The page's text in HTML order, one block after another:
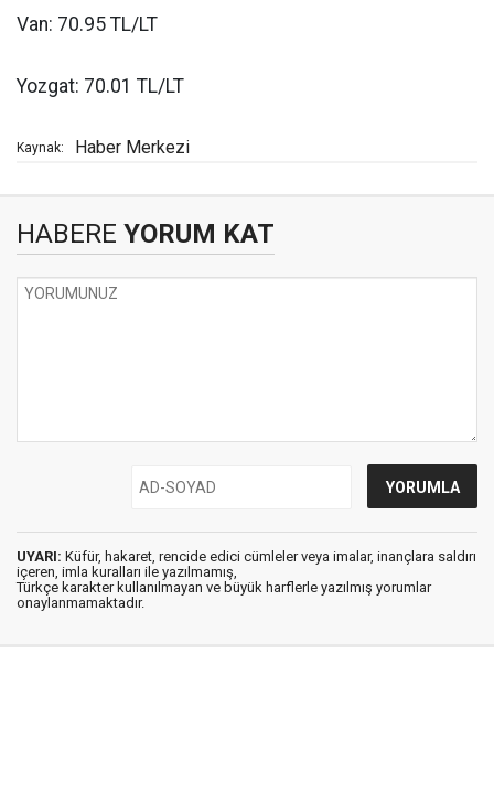
Van: 70.95 TL/LT
Yozgat: 70.01 TL/LT
Kaynak: Haber Merkezi
HABERE YORUM KAT
UYARI: Küfür, hakaret, rencide edici cümleler veya imalar, inançlara saldırı
içeren, imla kuralları ile yazılmamış,
Türkçe karakter kullanılmayan ve büyük harflerle yazılmış yorumlar
onaylanmamaktadır.